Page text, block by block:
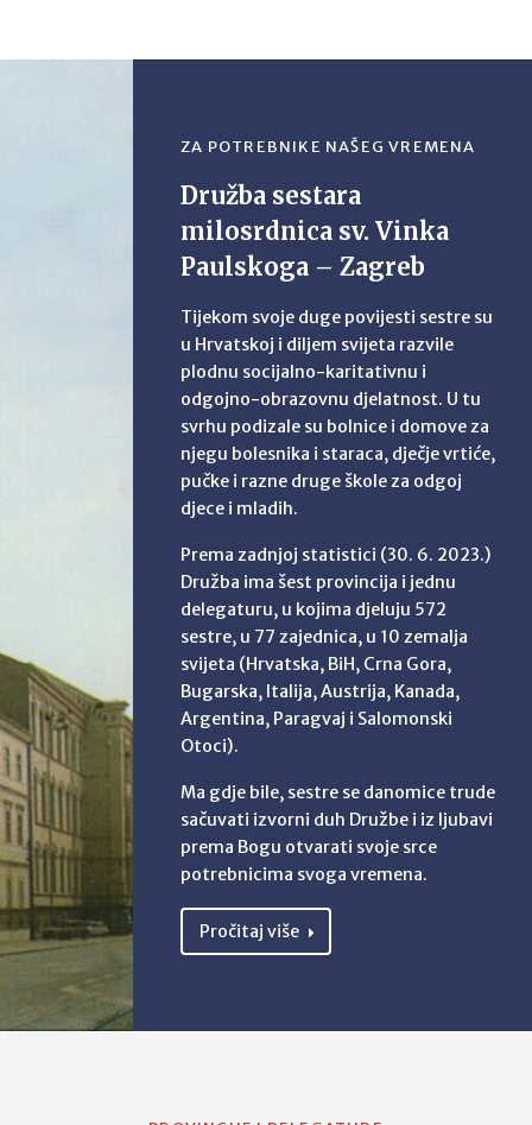
ZA POTREBNIKE NAŠEG VREMENA
Družba sestara
milosrdnica sv. Vinka
Paulskoga – Zagreb
Tijekom svoje duge povijesti sestre su
u Hrvatskoj i diljem svijeta razvile
plodnu socijalno-karitativnu i
odgojno-obrazovnu djelatnost. U tu
svrhu podizale su bolnice i domove za
njegu bolesnika i staraca, dječje vrtiće,
pučke i razne druge škole za odgoj
djece i mladih.
Prema zadnjoj statistici (30. 6. 2023.)
Družba ima šest provincija i jednu
delegaturu, u kojima djeluju 572
sestre, u 77 zajednica, u 10 zemalja
svijeta (Hrvatska, BiH, Crna Gora,
Bugarska, Italija, Austrija, Kanada,
Argentina, Paragvaj i Salomonski
Otoci).
Ma gdje bile, sestre se danomice trude
sačuvati izvorni duh Družbe i iz ljubavi
prema Bogu otvarati svoje srce
potrebnicima svoga vremena.
Pročitaj više